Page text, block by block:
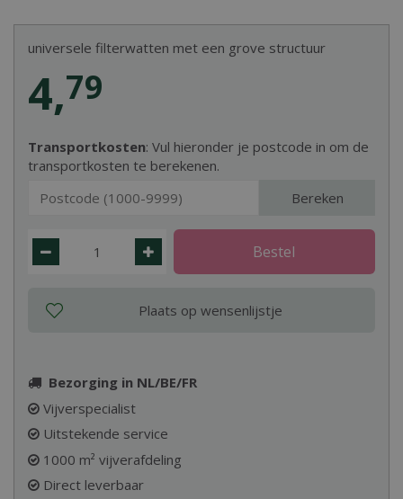
Transportkosten: Vul hieronder je postcode in om de
transportkosten te berekenen.
Bereken
4,79
universele filterwatten met een grove structuur
Bezorging in NL/BE/FR
Vijverspecialist
Uitstekende service
1000 m² vijverafdeling
Direct leverbaar